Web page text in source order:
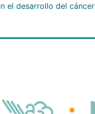
el desarrollo del cáncer